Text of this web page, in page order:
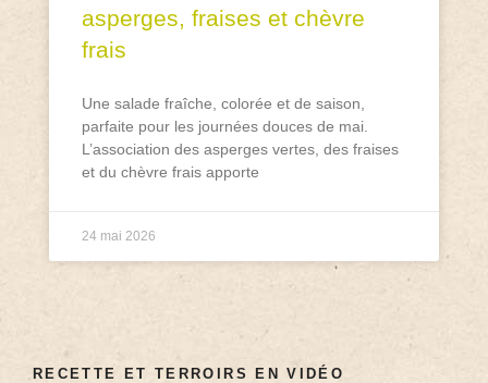
asperges, fraises et chèvre
frais
Une salade fraîche, colorée et de saison,
parfaite pour les journées douces de mai.
L’association des asperges vertes, des fraises
et du chèvre frais apporte
24 mai 2026
RECETTE ET TERROIRS EN VIDÉO